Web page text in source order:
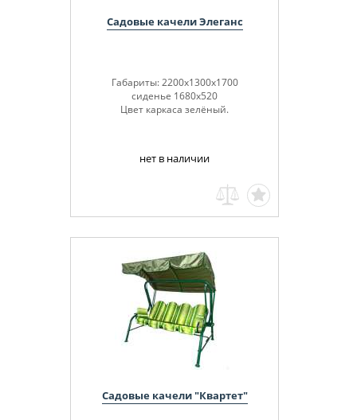
Садовые качели Элеганc
Габариты: 2200х1300х1700
сиденье 1680х520
Цвет каркаса зелёный.
нет в наличии
Садовые качели "Квартет"